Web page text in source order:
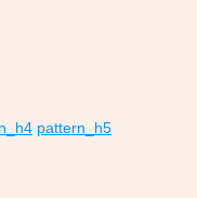
pattern_h5